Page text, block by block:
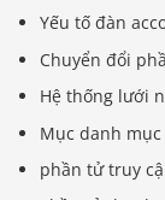
Yếu tố đàn
Chuyển đổi
Hệ thống lưới
Mục danh
phần tử truy